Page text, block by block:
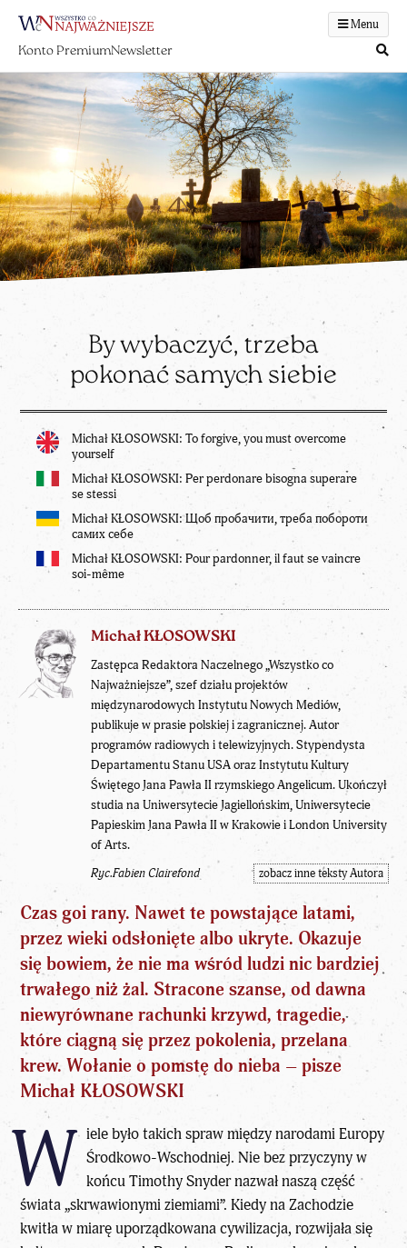
Menu
Konto PremiumNewsletter
By wybaczyć, trzeba
pokonać samych siebie
Michał KŁOSOWSKI: To forgive, you must overcome
yourself
Michał KŁOSOWSKI: Per perdonare bisogna superare
se stessi
Michał KŁOSOWSKI: Щоб пробачити, треба побороти
самих себе
Michał KŁOSOWSKI: Pour pardonner, il faut se vaincre
soi-même
Michał KŁOSOWSKI
Zastępca Redaktora Naczelnego „Wszystko co
Najważniejsze”, szef działu projektów
międzynarodowych Instytutu Nowych Mediów,
publikuje w prasie polskiej i zagranicznej. Autor
programów radiowych i telewizyjnych. Stypendysta
Departamentu Stanu USA oraz Instytutu Kultury
Świętego Jana Pawła II rzymskiego Angelicum. Ukończył
studia na Uniwersytecie Jagiellońskim, Uniwersytecie
Papieskim Jana Pawła II w Krakowie i London University
of Arts.
Ryc.Fabien Clairefond zobacz inne teksty Autora
Czas goi rany. Nawet te powstające latami,
przez wieki odsłonięte albo ukryte. Okazuje
się bowiem, że nie ma wśród ludzi nic bardziej
trwałego niż żal. Stracone szanse, od dawna
niewyrównane rachunki krzywd, tragedie,
które ciągną się przez pokolenia, przelana
krew. Wołanie o pomstę do nieba – pisze
Michał KŁOSOWSKI
W iele było takich spraw między narodami Europy
Środkowo-Wschodniej. Nie bez przyczyny w
końcu Timothy Snyder nazwał naszą część
świata „skrwawionymi ziemiami”. Kiedy na Zachodzie
kwitła w miarę uporządkowana cywilizacja, rozwijała się